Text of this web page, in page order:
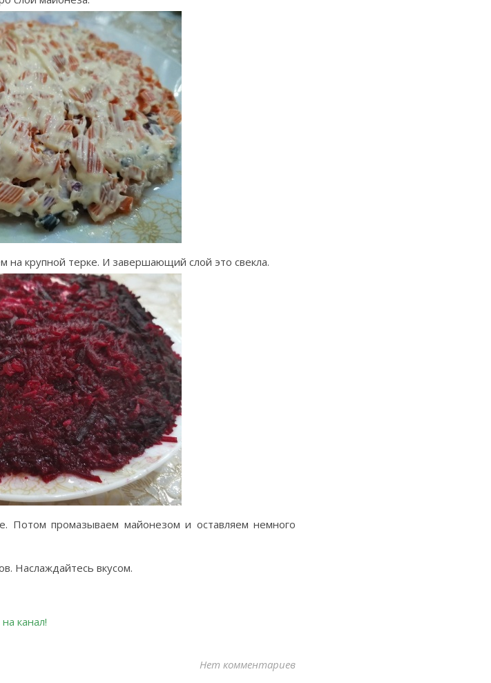
крупной терке. И завершающий слой это свекла.
Потом промазываем майонезом и оставляем немного
Наслаждайтесь вкусом.
на канал!
Нет комментариев